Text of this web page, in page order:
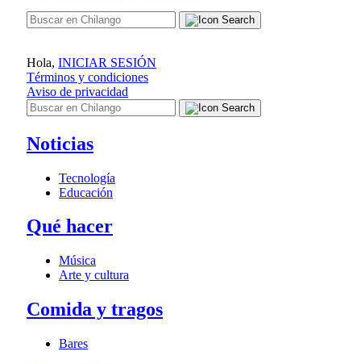
Hola, INICIAR SESIÓN
Términos y condiciones
Aviso de privacidad
Noticias
Tecnología
Educación
Qué hacer
Música
Arte y cultura
Comida y tragos
Bares